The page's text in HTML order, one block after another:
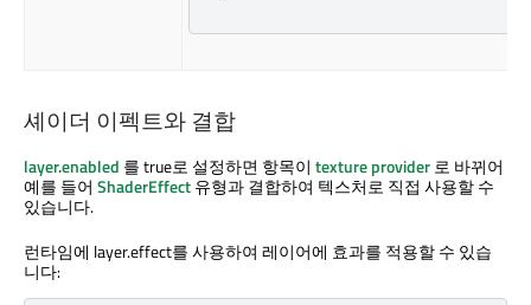
셰이더 이펙트와 결합
layer.enabled 를 true로 설정하면 항목이 texture provider로 바뀌어
예를 들어 ShaderEffect유형과 결합하여 텍스처로 직접 사용할 수
있습니다.
런타임에 layer.effect를 사용하여 레이어에 효과를 적용할 수 있습
니다: